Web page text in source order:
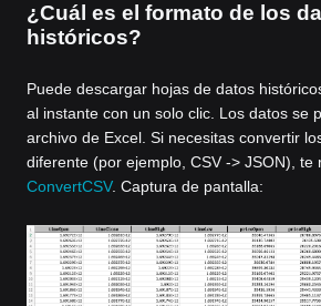
¿Cuál es el formato de los
históricos?
Puede descargar hojas de datos
al instante con un solo clic. Los datos se
archivo de Excel. Si necesitas convertir
diferente (por ejemplo, CSV -> JSON), te
ConvertCSV. Captura de pantalla: